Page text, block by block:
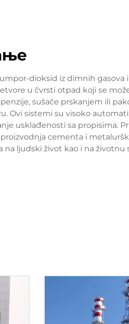
dioksid iz dimnih gasova
u čvrsti otpad koji se
sušače prskanjem ili
Ovi sistemi su visoko
usklađenosti sa propisima.
cementa i
ljudski život kao i na životnu